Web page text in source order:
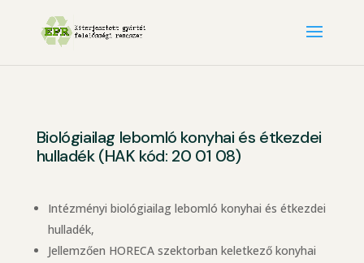
Biológiailag lebomló konyhai és étkezdei
hulladék (HAK kód: 20 01 08)
Intézményi biológiailag lebomló konyhai és étkezdei
hulladék,
Jellemzően HORECA szektorban keletkező konyhai